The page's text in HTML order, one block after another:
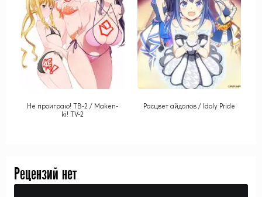
Не проиграю! ТВ-2 / Maken-
ki! TV-2
Расцвет айдолов / Idoly Pride
Рецензий нет